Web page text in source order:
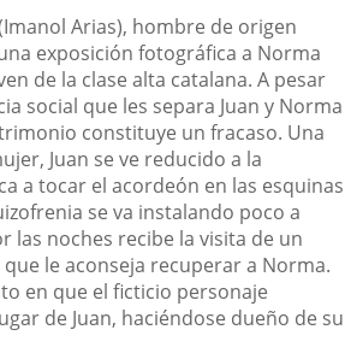
Arias), hombre de origen
exposición fotográfica a Norma
de la clase alta catalana. A pesar
social que les separa Juan y Norma
constituye un fracaso. Una
Juan se ve reducido a la
a tocar el acordeón en las esquinas
se va instalando poco a
las noches recibe la visita de un
le aconseja recuperar a Norma.
en que el ficticio personaje
de Juan, haciéndose dueño de su